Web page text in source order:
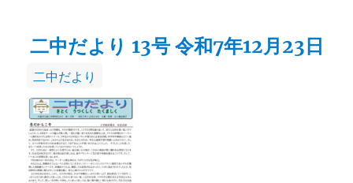
二中だより 13号 令和7年12月23日
カ
テ
ゴ
リ
ー
二中だより